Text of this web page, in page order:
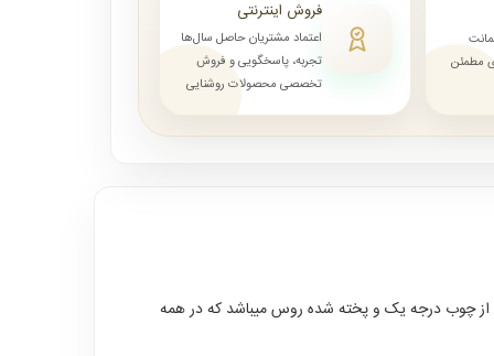
مطمئن
فروش اینترنتی
اعتماد مشتریان حاصل سال‌ها
تجربه، پاسخگویی و فروش
تخصصی محصولات روشنایی
از چوب درجه یک و پخته شده روس میباشد که در همه